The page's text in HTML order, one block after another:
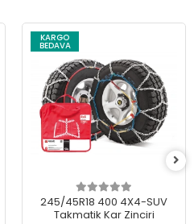
KARGO
BEDAVA
245/45R18 400 4X4-SUV
Takmatik Kar Zinciri